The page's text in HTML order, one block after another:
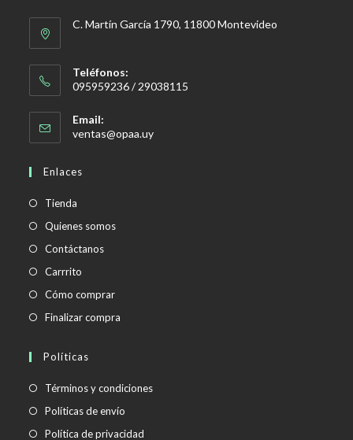
C. Martín García 1790, 11800 Montevideo
Teléfonos:
095959236 / 29038115
Email:
ventas@opaa.uySe
Enlaces
Tienda
Quienes somos
Contáctanos
Carrrito
Cómo comprar
Finalizar compra
Políticas
Términos y condicionesSe
Políticas de envío
abre
Política de privacidad